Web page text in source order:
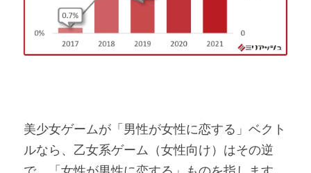
美少女ゲームが「男性が女性に恋する」ベクト
ルなら、乙女系ゲーム（女性向け）はその逆